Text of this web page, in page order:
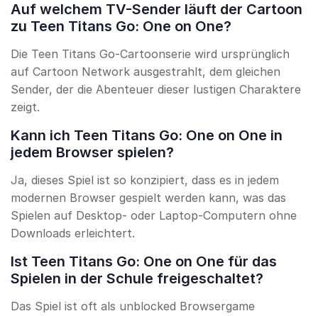
Auf welchem TV-Sender läuft der Cartoon
zu Teen Titans Go: One on One?
Die Teen Titans Go-Cartoonserie wird ursprünglich
auf Cartoon Network ausgestrahlt, dem gleichen
Sender, der die Abenteuer dieser lustigen Charaktere
zeigt.
Kann ich Teen Titans Go: One on One in
jedem Browser spielen?
Ja, dieses Spiel ist so konzipiert, dass es in jedem
modernen Browser gespielt werden kann, was das
Spielen auf Desktop- oder Laptop-Computern ohne
Downloads erleichtert.
Ist Teen Titans Go: One on One für das
Spielen in der Schule freigeschaltet?
Das Spiel ist oft als unblocked Browsergame